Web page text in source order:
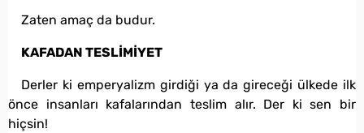
Zaten amaç da budur.
KAFADAN TESLİMİYET
Derler ki emperyalizm girdiği ya da gireceği ülkede ilk
önce insanları kafalarından teslim alır. Der ki sen bir
hiçsin!